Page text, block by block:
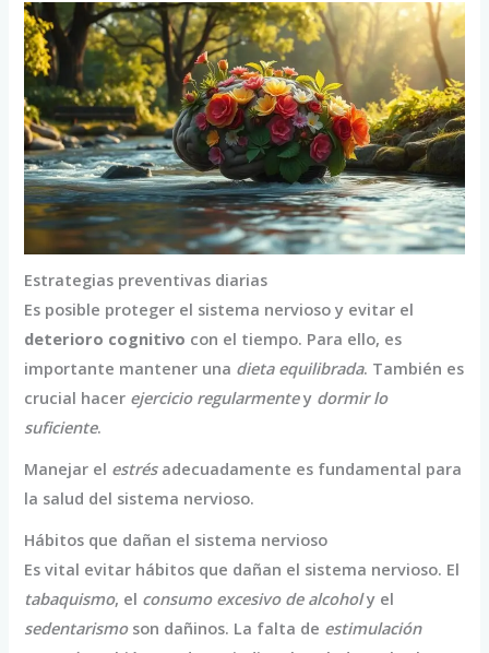
Estrategias preventivas diarias
Es posible proteger el sistema nervioso y evitar el
deterioro cognitivo con el tiempo. Para ello, es
importante mantener una dieta equilibrada. También es
crucial hacer ejercicio regularmentey dormir lo
suficiente.
Manejar el estrésadecuadamente es fundamental para
la salud del sistema nervioso.
Hábitos que dañan el sistema nervioso
Es vital evitar hábitos que dañan el sistema nervioso. El
tabaquismo, el consumo excesivo de alcoholy el
sedentarismoson dañinos. La falta de estimulación